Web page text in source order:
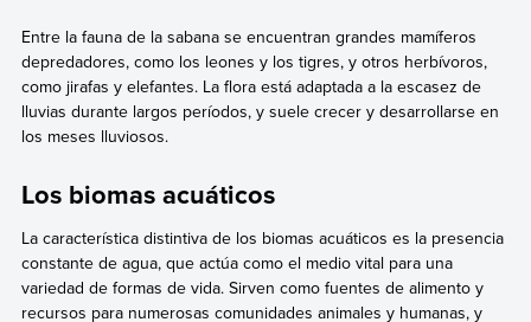
Entre la fauna de la sabana se encuentran grandes mamíferos
depredadores, como los leones y los tigres, y otros herbívoros,
como jirafas y elefantes. La flora está adaptada a la escasez de
lluvias durante largos períodos, y suele crecer y desarrollarse en
los meses lluviosos.
Los biomas acuáticos
La característica distintiva de los biomas acuáticos es la presencia
constante de agua, que actúa como el medio vital para una
variedad de formas de vida. Sirven como fuentes de alimento y
recursos para numerosas comunidades animales y humanas, y